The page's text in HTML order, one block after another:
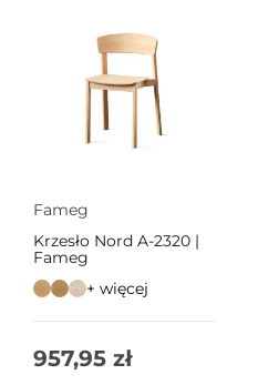
Fameg
Krzesło Nord A-2320 |
Fameg
+ więcej
957,95 zł